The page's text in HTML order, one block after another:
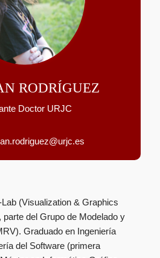
RODRÍGUEZ
Doctor URJC
(Visualization & Graphics
parte del Grupo de Modelado y
Graduado en Ingeniería
del Software (primera